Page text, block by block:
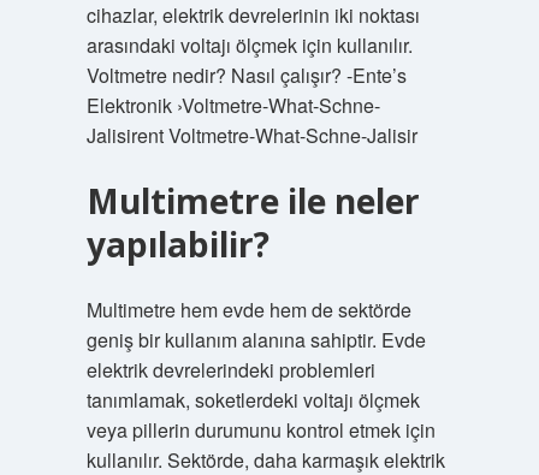
cihazlar, elektrik devrelerinin iki noktası
arasındaki voltajı ölçmek için kullanılır.
Voltmetre nedir? Nasıl çalışır? -Ente’s
Elektronik ›Voltmetre-What-Schne-
Jalisirent Voltmetre-What-Schne-Jalisir
Multimetre ile neler
yapılabilir?
Multimetre hem evde hem de sektörde
geniş bir kullanım alanına sahiptir. Evde
elektrik devrelerindeki problemleri
tanımlamak, soketlerdeki voltajı ölçmek
veya pillerin durumunu kontrol etmek için
kullanılır. Sektörde, daha karmaşık elektrik